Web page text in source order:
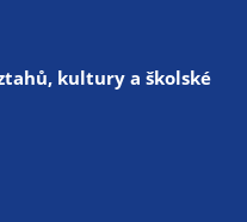
kultury a školské